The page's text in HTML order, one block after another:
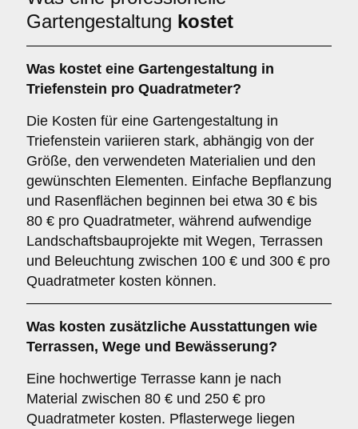
Gartengestaltung kostet
Was kostet eine Gartengestaltung in
Triefenstein pro Quadratmeter?
Die Kosten für eine Gartengestaltung in
Triefenstein variieren stark, abhängig von der
Größe, den verwendeten Materialien und den
gewünschten Elementen. Einfache Bepflanzung
und Rasenflächen beginnen bei etwa 30 € bis
80 € pro Quadratmeter, während aufwendige
Landschaftsbauprojekte mit Wegen, Terrassen
und Beleuchtung zwischen 100 € und 300 € pro
Quadratmeter kosten können.
Was kosten zusätzliche Ausstattungen wie
Terrassen, Wege und Bewässerung?
Eine hochwertige Terrasse kann je nach
Material zwischen 80 € und 250 € pro
Quadratmeter kosten. Pflasterwege liegen